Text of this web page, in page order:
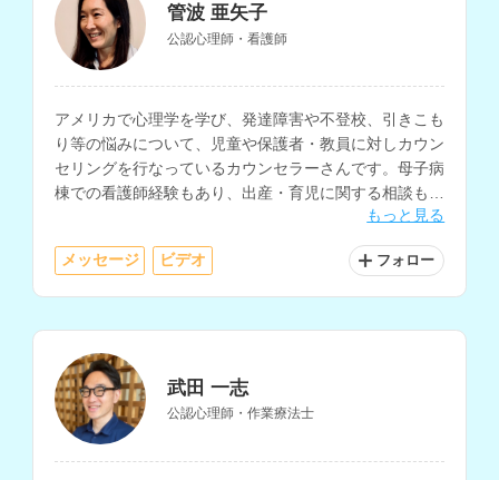
管波 亜矢子
公認心理師・看護師
アメリカで心理学を学び、発達障害や不登校、引きこも
り等の悩みについて、児童や保護者・教員に対しカウン
セリングを行なっているカウンセラーさんです。母子病
棟での看護師経験もあり、出産・育児に関する相談も可
能です。また、海外生活や国際結婚に関する悩みにも対
もっと見る
メッセージ ビデオ フォロー
武田 一志
公認心理師・作業療法士